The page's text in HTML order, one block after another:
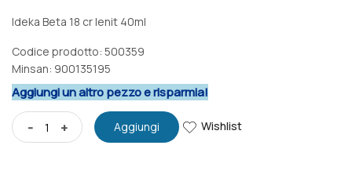
Ideka Beta 18 cr lenit 40ml
Codice prodotto: 500359
Minsan: 900135195
Aggiungi un altro pezzo e risparmia!
- + Aggiungi Wishlist